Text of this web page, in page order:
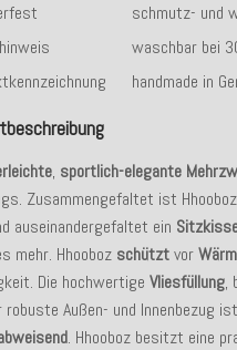
schmutz- und
waschbar bei
handmade in
, sportlich-elegante
Zusammengefaltet ist
auseinandergefaltet ein
mehr. Hhooboz schütztvor
Die hochwertigeVliesfüllung,
robuste Außen- und Innenbezug ist
. Hhooboz besitzt eine